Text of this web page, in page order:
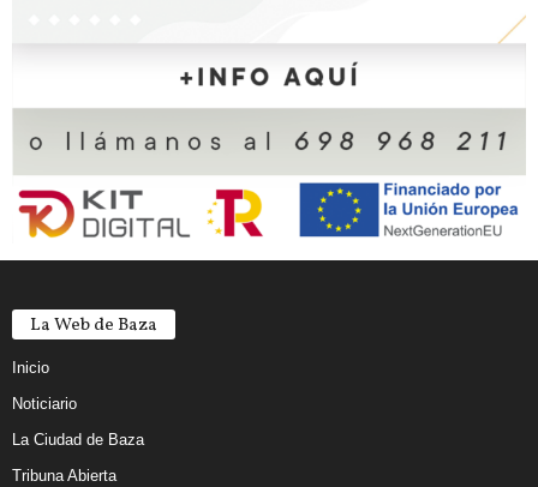
La Web de Baza
Inicio
Noticiario
La Ciudad de Baza
Tribuna Abierta